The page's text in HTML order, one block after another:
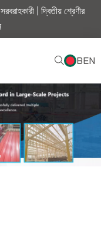
| দ্বিতীয় শ্রেণীর
BEN